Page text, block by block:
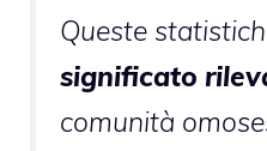
Queste
significato
comunità